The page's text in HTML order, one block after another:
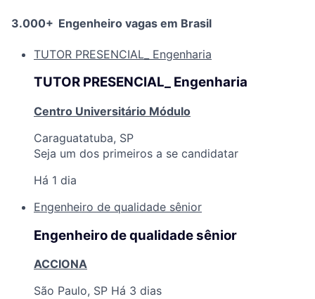
3.000+ Engenheiro vagas em Brasil
TUTOR PRESENCIAL_ Engenharia
TUTOR PRESENCIAL_ Engenharia
Centro Universitário Módulo
Caraguatatuba, SP
Seja um dos primeiros a se candidatar
Há 1 dia
Engenheiro de qualidade sênior
Engenheiro de qualidade sênior
ACCIONA
São Paulo, SP Há 3 dias